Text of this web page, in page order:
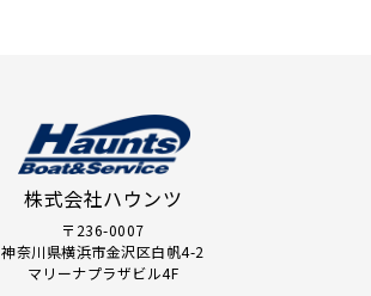
株式会社ハウンツ
〒236-0007
神奈川県横浜市金沢区白帆4-2
マリーナプラザビル4F